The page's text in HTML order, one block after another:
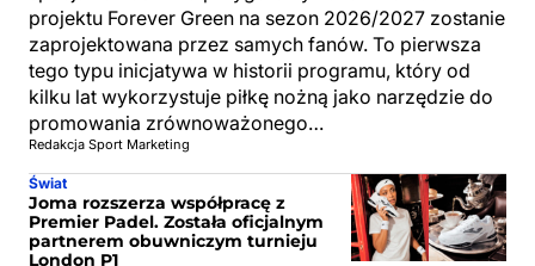
projektu Forever Green na sezon 2026/2027 zostanie
zaprojektowana przez samych fanów. To pierwsza
tego typu inicjatywa w historii programu, który od
kilku lat wykorzystuje piłkę nożną jako narzędzie do
promowania zrównoważonego…
Redakcja Sport Marketing
Świat
Joma rozszerza współpracę z
Premier Padel. Została oficjalnym
partnerem obuwniczym turnieju
London P1